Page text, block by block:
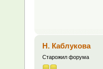
Н. Каблукова
Старожил форума